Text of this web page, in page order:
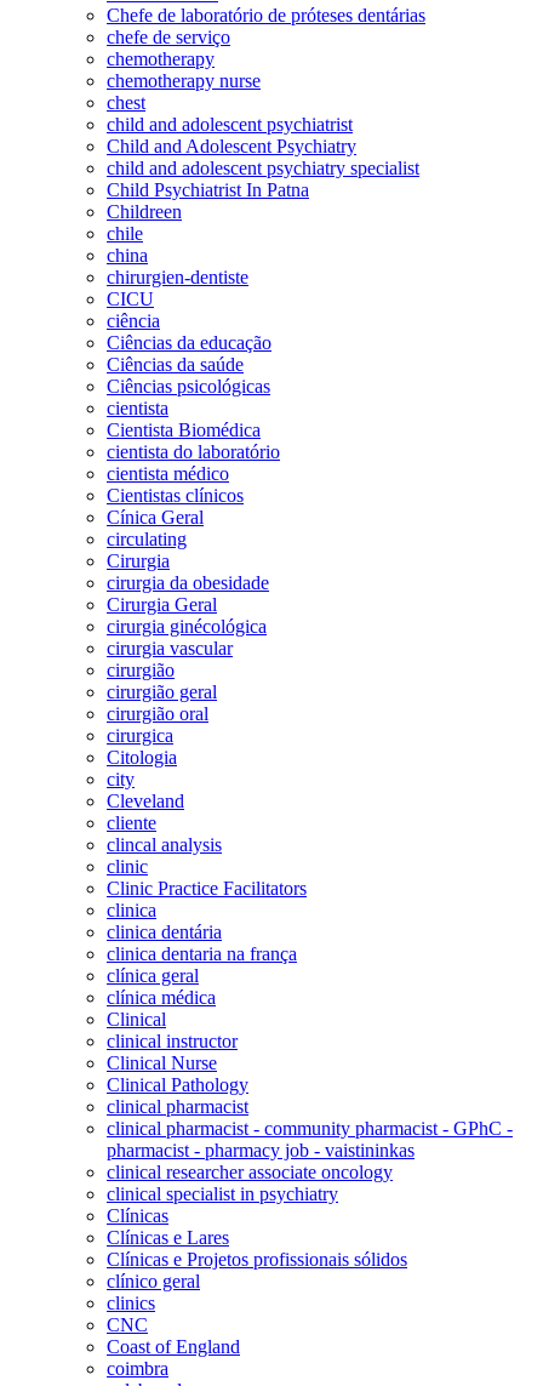
Chefe de laboratório de próteses dentárias
chefe de serviço
chemotherapy
chemotherapy nurse
chest
child and adolescent psychiatrist
Child and Adolescent Psychiatry
child and adolescent psychiatry specialist
Child Psychiatrist In Patna
Childreen
chile
china
chirurgien-dentiste
CICU
ciência
Ciências da educação
Ciências da saúde
Ciências psicológicas
cientista
Cientista Biomédica
cientista do laboratório
cientista médico
Cientistas clínicos
Cínica Geral
circulating
Cirurgia
cirurgia da obesidade
Cirurgia Geral
cirurgia ginécológica
cirurgia vascular
cirurgião
cirurgião geral
cirurgião oral
cirurgica
Citologia
city
Cleveland
cliente
clincal analysis
clinic
Clinic Practice Facilitators
clinica
clinica dentária
clinica dentaria na frança
clínica geral
clínica médica
Clinical
clinical instructor
Clinical Nurse
Clinical Pathology
clinical pharmacist
clinical pharmacist - community pharmacist - GPhC -
pharmacist - pharmacy job - vaistininkas
clinical researcher associate oncology
clinical specialist in psychiatry
Clínicas
Clínicas e Lares
Clínicas e Projetos profissionais sólidos
clínico geral
clinics
CNC
Coast of England
coimbra